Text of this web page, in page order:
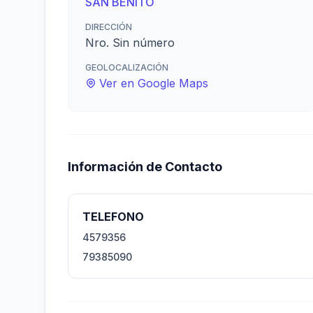
DIRECCIÓN
Nro. Sin número
GEOLOCALIZACIÓN
Ver en Google Maps
Información de Contacto
TELEFONO
4579356
79385090